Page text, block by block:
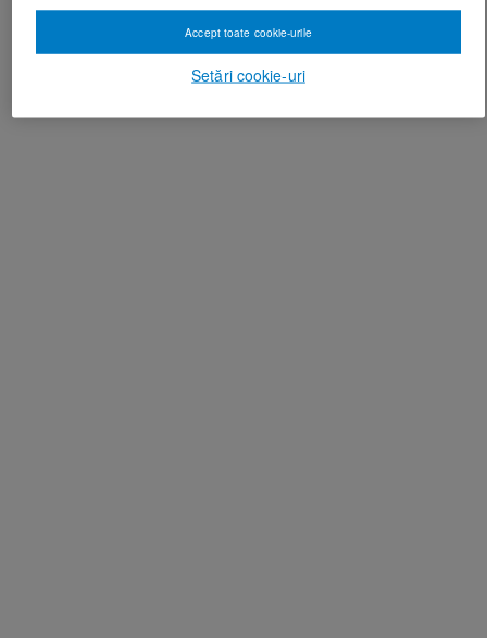
Setări cookie-uri
Accept toate cookie-urile